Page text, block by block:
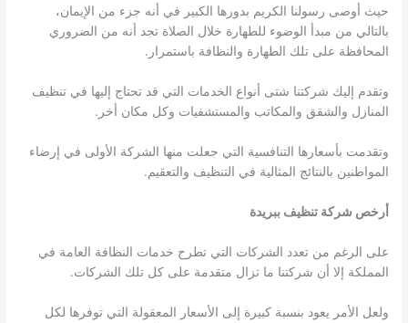
حيث أوصى رسولنا الكريم بدورها الكبير في أنه جزء من الإيمان،
بالتالي من مبدأ الوضوء للطهارة خلال الصلاة تجد أنه من الضروري
المحافظة على تلك الطهارة والنظافة باستمرار.
وتقدم إليك شركتنا شتى أنواع الخدمات التي قد تحتاج إليها في تنظيف
المنازل والشقق والمكاتب والمستشفيات وكل مكان أخر.
وتقدمت بأسعارها التنافسية التي جعلت منها الشركة الأولى في إرضاء
المواطنين بالنتائج المثالية في التنظيف والتعقيم.
أرخص شركةتنظيف ببريدة
على الرغم من تعدد الشركات التي تطرح خدمات النظافة العامة في
المملكة إلا أن شركتنا ما تزال متقدمة على كل تلك الشركات.
ولعل الأمر يعود بنسبة كبيرة إلى الأسعار المعقولة التي توفرها لكل